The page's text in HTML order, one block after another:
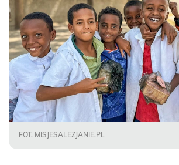
FOT. MISJESALEZJANIE.PL